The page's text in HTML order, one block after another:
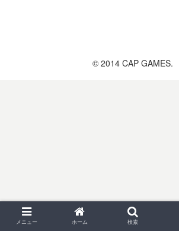
© 2014 CAP GAMES.
メニュー ホーム 検索